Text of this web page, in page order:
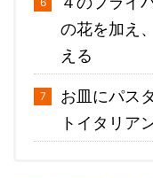
の花を加え
える
お皿にパス
トイタリア